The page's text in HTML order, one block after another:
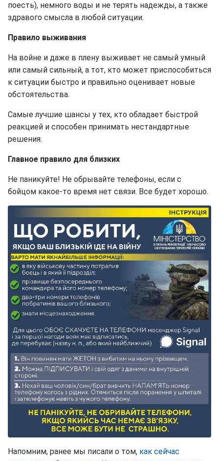
поесть), немного воды и не терять надежды, а также
здравого смысла в любой ситуации.
Правило выживания
На войне и даже в плену выживает не самый умный
или самый сильный, а тот, кто может приспособиться
к ситуации быстро и правильно оценивает новые
обстоятельства.
Самые лучшие шансы у тех, кто обладает быстрой
реакцией и способен принимать нестандартные
решения.
Главное правило для близких
Не паникуйте! Не обрывайте телефоны, если с
бойцом какое-то время нет связи. Все будет хорошо.
Напомним, ранее мы писали о том, как сейчас